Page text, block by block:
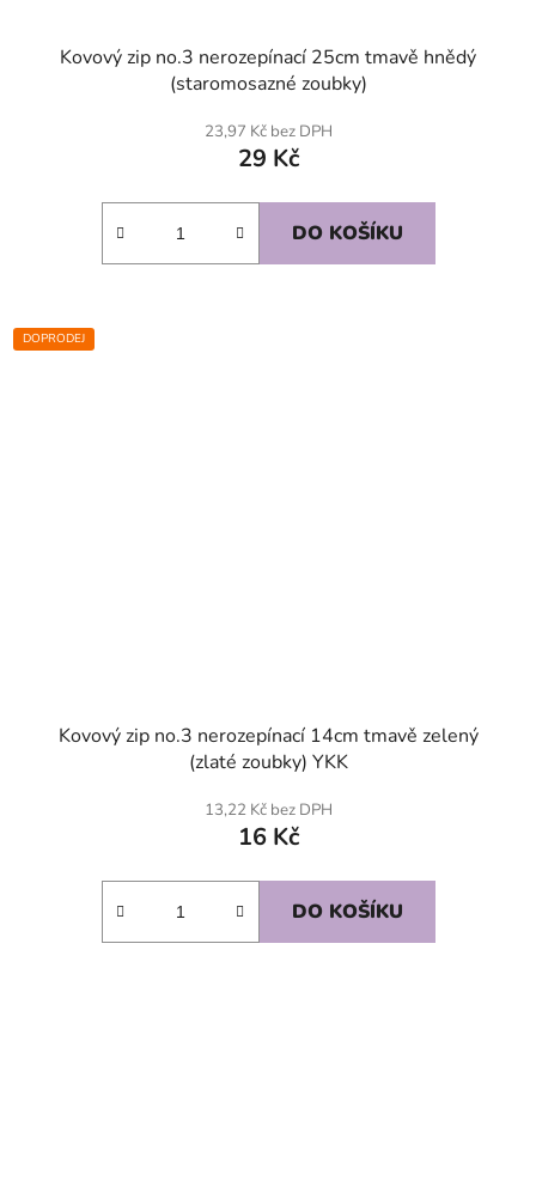
Kovový zip no.3 nerozepínací 25cm tmavě hnědý
(staromosazné zoubky)
23,97 Kč bez DPH
29 Kč
DO KOŠÍKU
DOPRODEJ
Kovový zip no.3 nerozepínací 14cm tmavě zelený
(zlaté zoubky) YKK
13,22 Kč bez DPH
16 Kč
DO KOŠÍKU